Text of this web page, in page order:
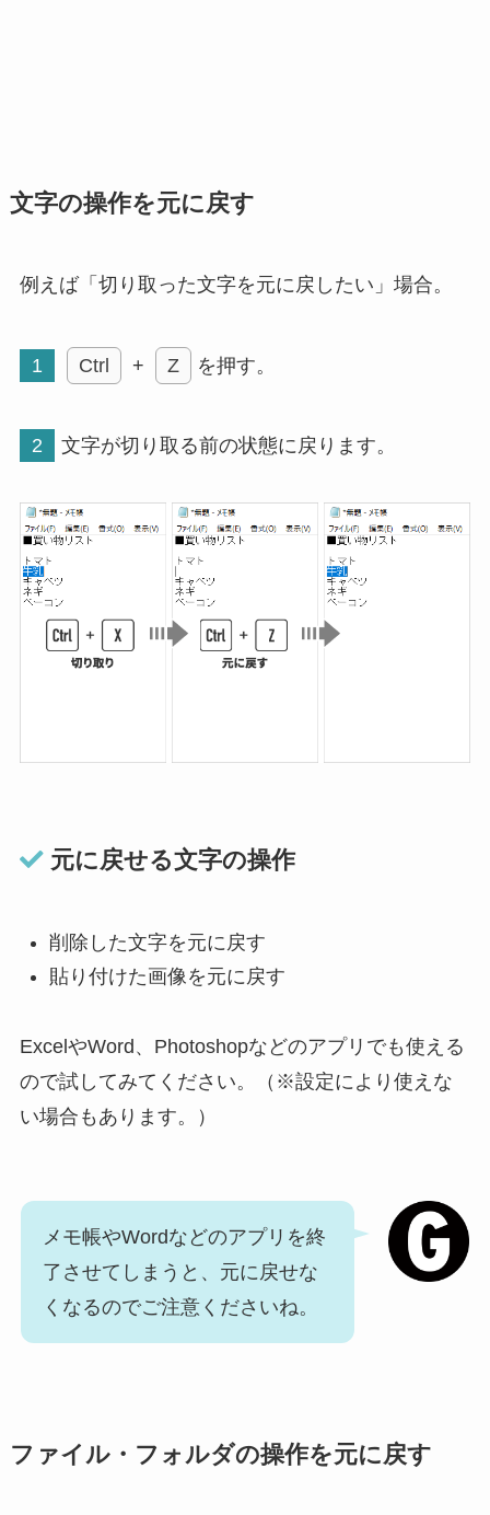
文字の操作を元に戻す
例えば「切り取った文字を元に戻したい」場合。
1 Ctrl + Z を押す。
2 文字が切り取る前の状態に戻ります。
元に戻せる文字の操作
削除した文字を元に戻す
貼り付けた画像を元に戻す
ExcelやWord、Photoshopなどのアプリでも使える
ので試してみてください。（※設定により使えな
い場合もあります。）
メモ帳やWordなどのアプリを終
了させてしまうと、元に戻せな
くなるのでご注意くださいね。
ファイル・フォルダの操作を元に戻す